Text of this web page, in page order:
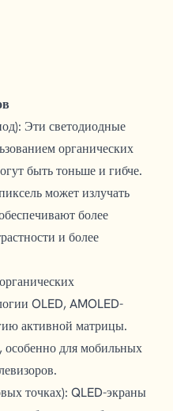
Эти светодиодные
органических
быть тоньше и гибче.
может излучать
более
и более
OLED, AMOLED-
активной матрицы.
для мобильных
точках): QLED-экраны